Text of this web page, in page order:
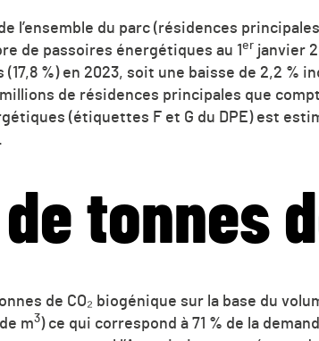
l’ensemble du parc (résidences
de passoires énergétiques au 1er janvier
%) en 2023, soit une baisse de 2,2 %
de résidences principales que
(étiquettes F et G du DPE) est
tonnes
de CO₂ biogénique sur la base du
m3) ce qui correspond à 71 % de la